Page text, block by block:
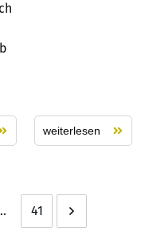
weiterlesen
41